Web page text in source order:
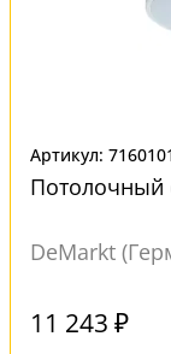
Артикул:
Потолочный
DeMarkt
11 243 ₽